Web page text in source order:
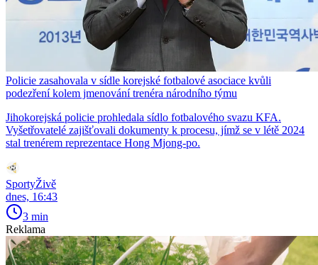
Policie zasahovala v sídle korejské fotbalové asociace kvůli
podezření kolem jmenování trenéra národního týmu
Jihokorejská policie prohledala sídlo fotbalového svazu KFA.
Vyšetřovatelé zajišťovali dokumenty k procesu, jímž se v létě 2024
stal trenérem reprezentace Hong Mjong-po.
SportyŽivě
dnes, 16:43
3 min
Reklama